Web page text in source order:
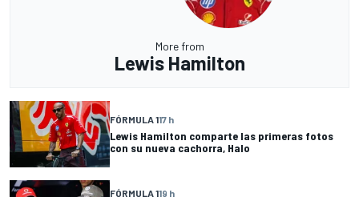
More from
Lewis Hamilton
FÓRMULA 117 h
Lewis Hamilton comparte las primeras fotos
con su nueva cachorra, Halo
FÓRMULA 119 h